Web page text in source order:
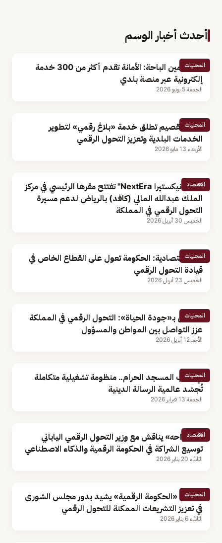
أحدث أخبار الوسم
المحليات
وكيل أمين الباحة: الأمانة تقدم أكثر من 300 خدمة
إلكترونية عبر منصة بلدي
الجمعة 5 يونيو 2026
المحليات
أمانة القصيم تطلق خدمة «بلاغ رقمي» لتطوير
الخدمات البلدية وتعزيز التحول الرقمي
الأربعاء 13 مايو 2026
الاقتصاد
شركة "نيكستيرا NextEra" تفتتح مقرها الرئيسي في مركز
الملك عبدالله المالي (كافد) بالرياض لدعم مسيرة
التحول الرقمي في المملكة
الخميس 30 أبريل 2026
المحليات
كاتبة اقتصادية: الحكومة تعول على القطاع الخاص في
قيادة التحول الرقمي
الخميس 23 أبريل 2026
المحليات
مسؤول بـ«جودة الحياة»: التحول الرقمي في المملكة
عزز التواصل بين المواطن والمسؤول
الأحد 12 أبريل 2026
المحليات
في رحاب المسجد الحرام.. منظومة تشغيلية متكاملة
تُجسّد عالمية الرسالة الدينية
الجمعة 13 فبراير 2026
الاقتصاد
«السواحه» يناقش مع وزير التحول الرقمي الياباني
توسيع الشراكة في الحكومة الرقمية والذكاء الاصطناعي
الثلاثاء 20 يناير 2026
المحليات
محافظ «الحكومة الرقمية» يشيد بدور مجلس الشورى
في تعزيز التشريعات الممكنة للتحول الرقمي
الثلاثاء 6 يناير 2026